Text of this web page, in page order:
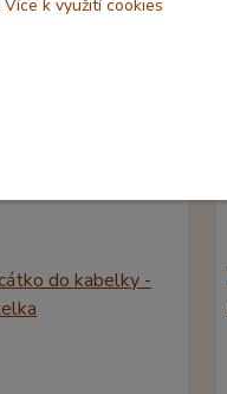
Více k využití cookies